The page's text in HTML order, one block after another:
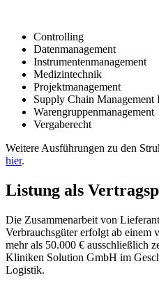
Controlling
Datenmanagement
Instrumentenmanagement
Medizintechnik
Projektmanagement
Supply Chain Management
Warengruppenmanagement
Vergaberecht
Weitere Ausführungen zu den
hier.
Listung als
Die Zusammenarbeit von
Verbrauchsgüter erfolgt ab einem
mehr als 50.000 € ausschließlich
Kliniken Solution GmbH im
Logistik.